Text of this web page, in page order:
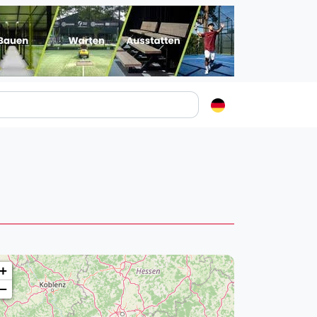
am Main
+
−